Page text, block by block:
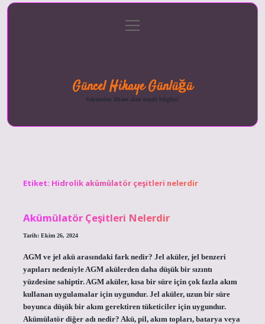
menüyü
aç
Güncel Hikaye Günlüğü
Sektörden ilham alan neşeli bilgiler!
Etiket: Hidrolik akümülatör çeşitleri nelerdir
Akümülatör Çeşitleri Nelerdir
Tarih: Ekim 26, 2024
AGM ve jel akü arasındaki fark nedir? Jel aküler, jel benzeri
yapıları nedeniyle AGM akülerden daha düşük bir sızıntı
yüzdesine sahiptir. AGM aküler, kısa bir süre için çok fazla akım
kullanan uygulamalar için uygundur. Jel aküler, uzun bir süre
boyunca düşük bir akım gerektiren tüketiciler için uygundur.
Akümülatör diğer adı nedir? Akü, pil, akım topları, batarya veya